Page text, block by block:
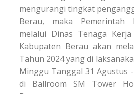
mengurangi tingkat
Berau, maka Pemerintah
melalui Dinas Tenaga
Kabupaten Berau akan
Tahun 2024 yang di
Minggu Tanggal 31 Agustus
di Ballroom SM Tower